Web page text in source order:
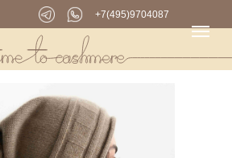
+7(495)9704087